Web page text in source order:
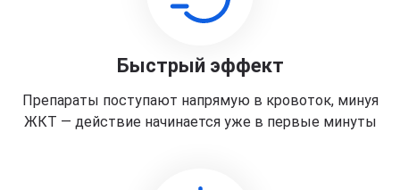
Быстрый эффект
Препараты поступают напрямую в кровоток, минуя
ЖКТ — действие начинается уже в первые минуты